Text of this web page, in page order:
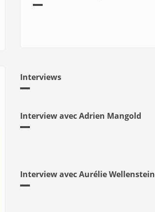
Interviews
Interview avec Adrien Mangold
Interview avec Aurélie Wellenstein